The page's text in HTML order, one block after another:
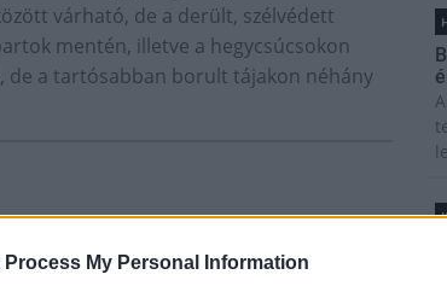
Process My Personal Information
várható, de a derült, szélvédett
mentén, illetve a hegycsúcsokon
de a tartósabban borult tájakon néhány